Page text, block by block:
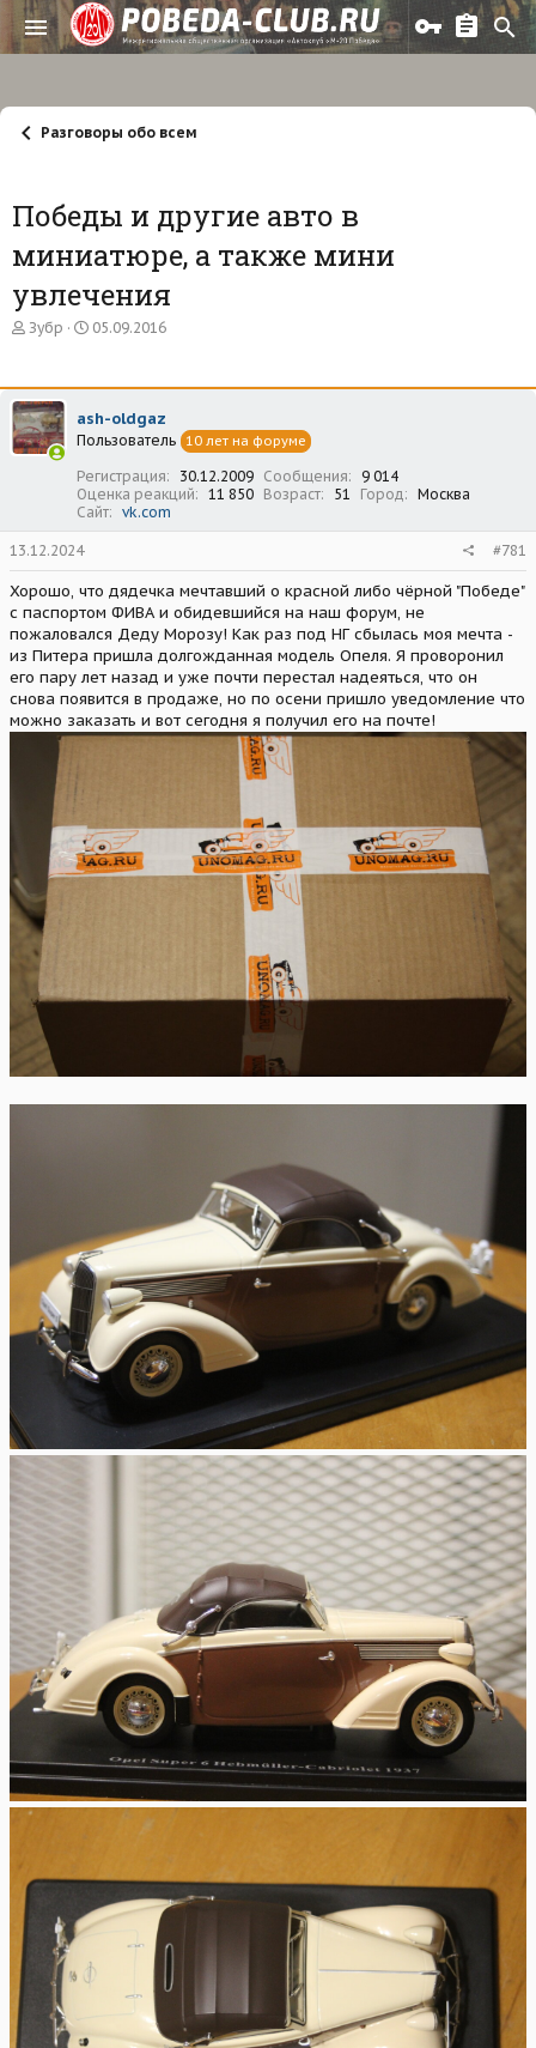
Разговоры обо всем
Победы и другие авто в
миниатюре, а также мини
увлечения
А
о
р
т
е
Зубр
Д
а
а
ч
л
а
05.09.2016
ash-oldgaz
Пользователь 10 лет на форуме
Регистрация 30.12.2009 Сообщения
9 014
Оценка реакций
11 850 Возраст 51 Город
Москва
Сайт
vk.com
13.12.2024 #781
Хорошо, что дядечка мечтавший о красной либо чёрной "Победе"
с паспортом ФИВА и обидевшийся на наш форум, не
пожаловался Деду Морозу! Как раз под НГ сбылась моя мечта -
из Питера пришла долгожданная модель Опеля. Я проворонил
его пару лет назад и уже почти перестал надеяться, что он
снова появится в продаже, но по осени пришло уведомление что
можно заказать и вот сегодня я получил его на почте!